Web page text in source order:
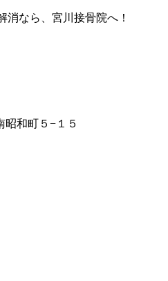
消なら、宮川接骨院へ！
和町５−１５